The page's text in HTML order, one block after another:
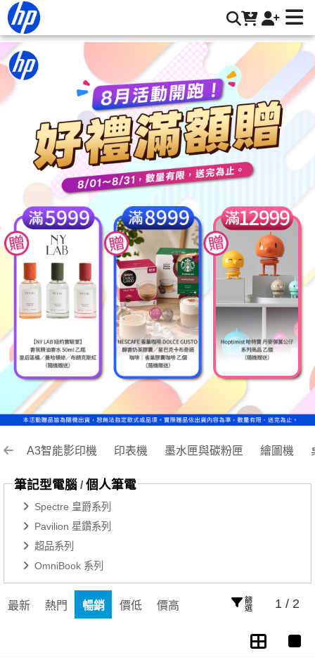
個人筆電 | HP® 惠普台灣原廠購物網
A3智能影印機 印表機 墨水匣與碳粉匣 繪圖機
筆記型電腦 /個人筆電
Spectre 皇爵系列
Pavilion 星鑽系列
超品系列
OmniBook 系列
最新 熱門 暢銷 價低 價高 篩選 1 / 2